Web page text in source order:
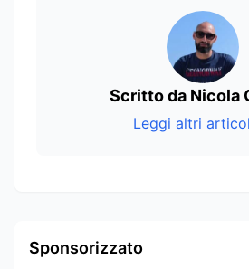
Scritto da Nicola
Leggi altri
Sponsorizzato